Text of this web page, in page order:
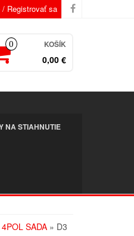
/ Registrovať sa
0 KOŠÍK
0,00 €
NA STIAHNUTIE
SADA » D3